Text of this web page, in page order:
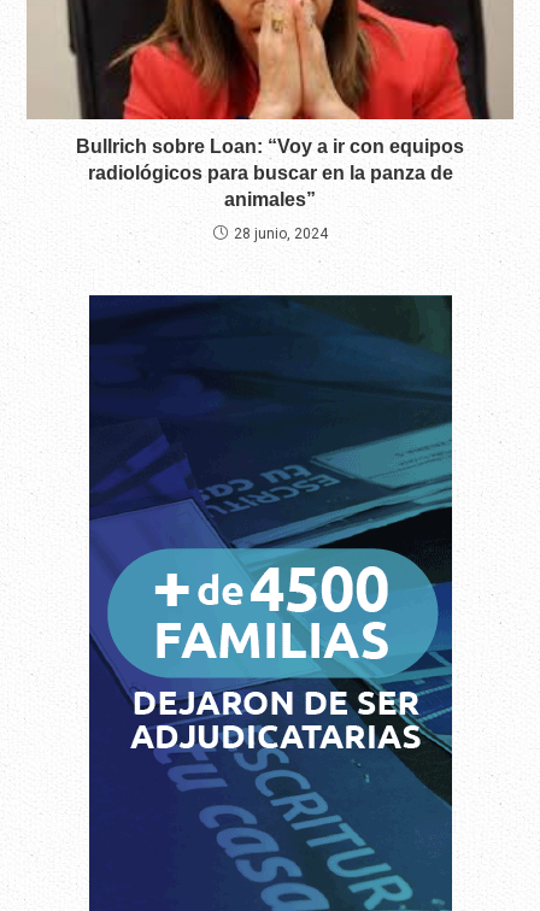
Bullrich sobre Loan: “Voy a ir con equipos
radiológicos para buscar en la panza de
animales”
28 junio, 2024